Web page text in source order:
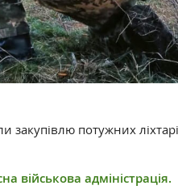
потужних
військова адміністрація.